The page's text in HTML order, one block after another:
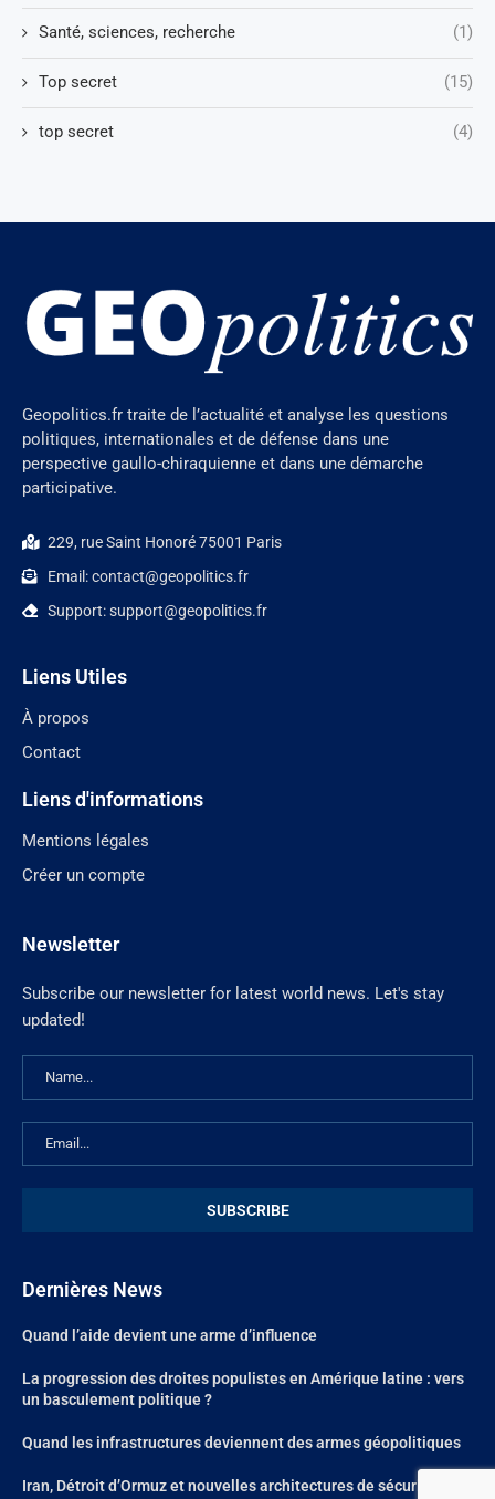
Santé, sciences, recherche (1)
Top secret (15)
top secret (4)
Geopolitics.fr traite de l’actualité et analyse les questions
politiques, internationales et de défense dans une
perspective gaullo-chiraquienne et dans une démarche
participative.
229, rue Saint Honoré 75001 Paris
Email: contact@geopolitics.fr
Support: support@geopolitics.fr
Liens Utiles
À propos
Contact
Liens d'informations
Mentions légales
Créer un compte
Newsletter
Subscribe our newsletter for latest world news. Let's stay
updated!
Dernières News
Quand l’aide devient une arme d’influence
La progression des droites populistes en Amérique latine : vers
un basculement politique ?
Quand les infrastructures deviennent des armes géopolitiques
Iran, Détroit d’Ormuz et nouvelles architectures de sécurité au